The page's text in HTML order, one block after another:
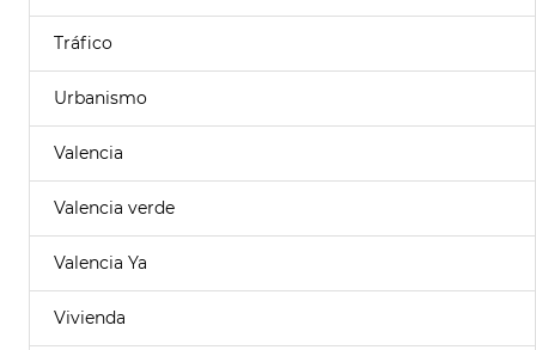
Tráfico
Urbanismo
Valencia
Valencia verde
Valencia Ya
Vivienda